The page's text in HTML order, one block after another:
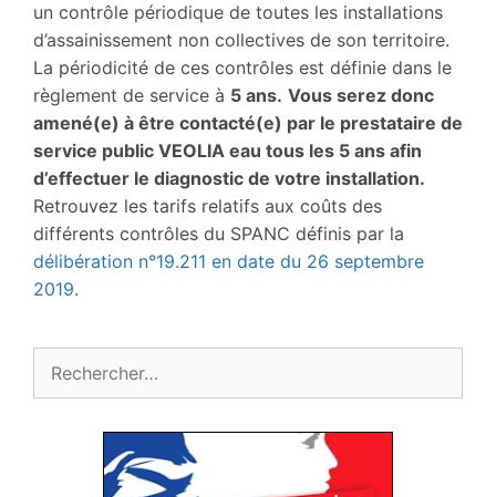
un contrôle périodique de toutes les installations
d’assainissement non collectives de son territoire.
La périodicité de ces contrôles est définie dans le
règlement de service à 5 ans. Vous serez donc
amené(e) à être contacté(e) par le prestataire de
service public VEOLIA eau tous les 5 ans afin
d’effectuer le diagnostic de votre installation.
Retrouvez les tarifs relatifs aux coûts des
différents contrôles du SPANC définis par la
délibération n°19.211 en date du 26 septembre
2019.
Rechercher :